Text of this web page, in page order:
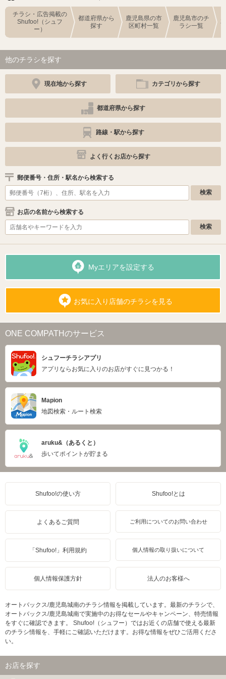
チラシ・広告掲載の
Shufoo!（シュフ
ー）
都道府県から
探す
鹿児島県の市
区町村一覧
鹿児島市のチ
ラシ一覧
他のチラシを探す
現在地から探す カテゴリから探す
都道府県から探す
路線・駅から探す
よく行くお店から探す
郵便番号・住所・駅名から検索する
お店の名前から検索する
Myエリアを設定する
お気に入り店舗のチラシを見る
ONE COMPATHのサービス
シュフーチラシアプリ
アプリならお気に入りのお店がすぐに見つかる！
Mapion
地図検索・ルート検索
aruku&（あるくと）
歩いてポイントが貯まる
Shufoo!の使い方 Shufoo!とは
よくあるご質問 ご利用についてのお問い合わせ
「Shufoo!」利用規約 個人情報の取り扱いについて
個人情報保護方針 法人のお客様へ
オートバックス/鹿児島城南のチラシ情報を掲載しています。最新のチラシで、
オートバックス/鹿児島城南で実施中のお得なセールやキャンペーン、特売情報
をすぐに確認できます。 Shufoo!（シュフー）ではお近くの店舗で使える最新
のチラシ情報を、手軽にご確認いただけます。お得な情報をぜひご活用くださ
い。
お店を探す